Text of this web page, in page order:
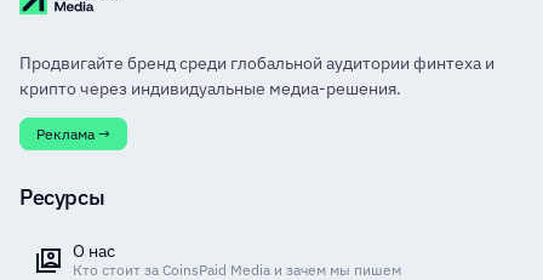
Продвигайте бренд среди глобальной аудитории финтеха и
крипто через индивидуальные медиа-решения.
Реклама →
Ресурсы
О нас
Кто стоит за CoinsPaid Media и зачем мы пишем